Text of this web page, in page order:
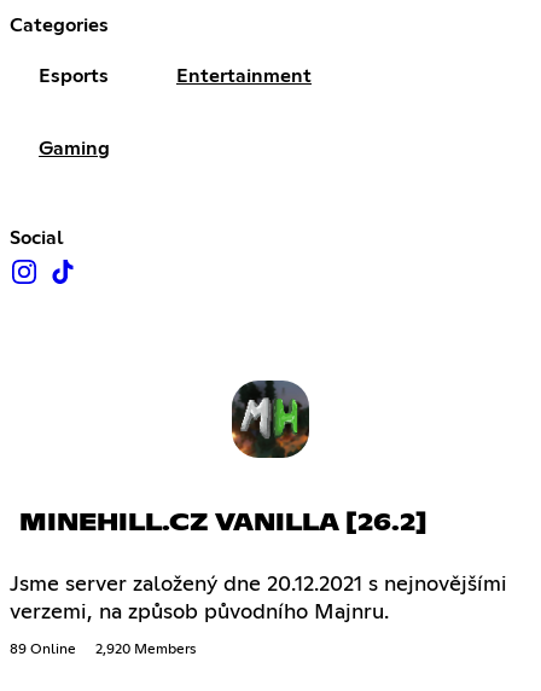
Categories
Esports Entertainment
Gaming
Social
MINEHILL.CZ VANILLA [26.2]
Jsme server založený dne 20.12.2021 s nejnovějšími
verzemi, na způsob původního Majnru.
89 Online 2,920 Members